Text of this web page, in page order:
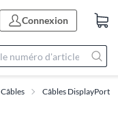
Connexion
Câbles Câbles DisplayPort